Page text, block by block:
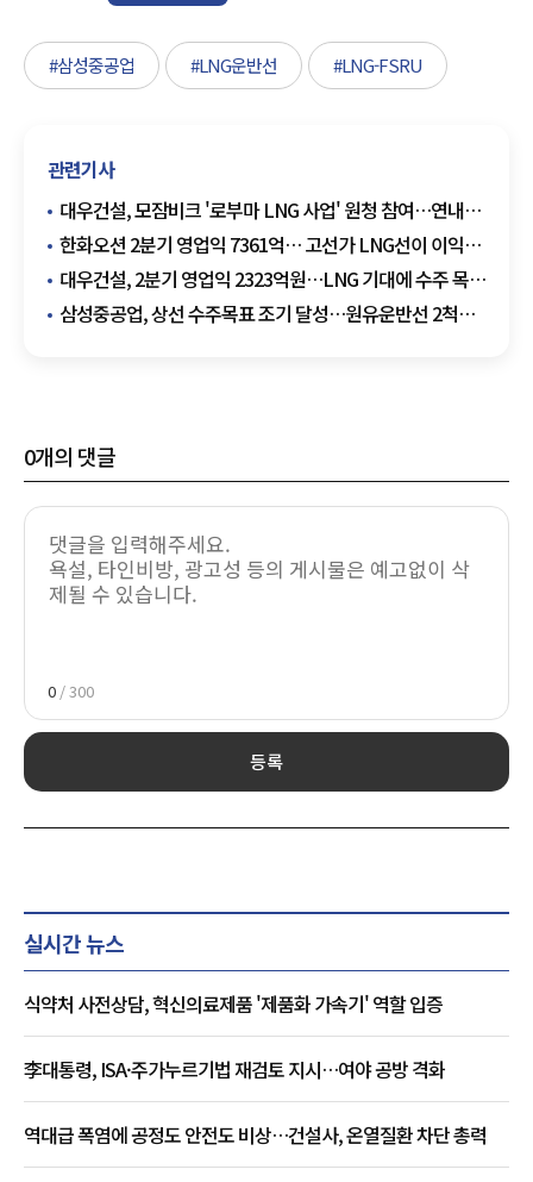
#삼성중공업 #LNG운반선 #LNG-FSRU
관련기사
대우건설, 모잠비크 '로부마 LNG 사업' 원청 참여…연내
EPC 본계약 목표
한화오션 2분기 영업익 7361억… 고선가 LNG선이 이익
끌었다
대우건설, 2분기 영업익 2323억원…LNG 기대에 수주 목표
상향
삼성중공업, 상선 수주목표 조기 달성…원유운반선 2척
0개의 댓글
0 / 300
등록
실시간 뉴스
식약처 사전상담, 혁신의료제품 '제품화 가속기' 역할 입증
李대통령, ISA·주가누르기법 재검토 지시…여야 공방 격화
역대급 폭염에 공정도 안전도 비상…건설사, 온열질환 차단 총력